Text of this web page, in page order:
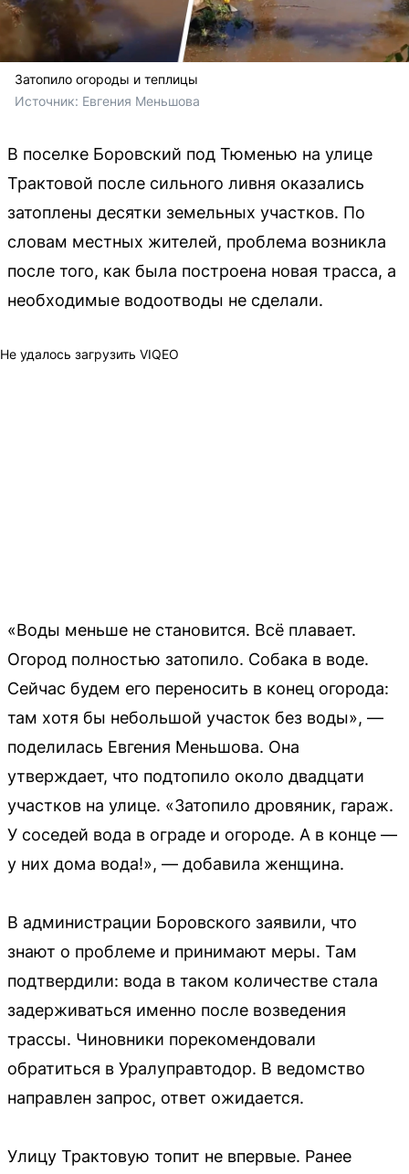
Затопило огороды и теплицы
Источник: Евгения Меньшова
В поселке Боровский под Тюменью на улице
Трактовой после сильного ливня оказались
затоплены десятки земельных участков. По
словам местных жителей, проблема возникла
после того, как была построена новая трасса, а
необходимые водоотводы не сделали.
Не удалось загрузить VIQEO
«Воды меньше не становится. Всё плавает.
Огород полностью затопило. Собака в воде.
Сейчас будем его переносить в конец огорода:
там хотя бы небольшой участок без воды», —
поделилась Евгения Меньшова. Она
утверждает, что подтопило около двадцати
участков на улице. «Затопило дровяник, гараж.
У соседей вода в ограде и огороде. А в конце —
у них дома вода!», — добавила женщина.
В администрации Боровского заявили, что
знают о проблеме и принимают меры. Там
подтвердили: вода в таком количестве стала
задерживаться именно после возведения
трассы. Чиновники порекомендовали
обратиться в Уралуправтодор. В ведомство
направлен запрос, ответ ожидается.
Улицу Трактовую топит не впервые. Ранее